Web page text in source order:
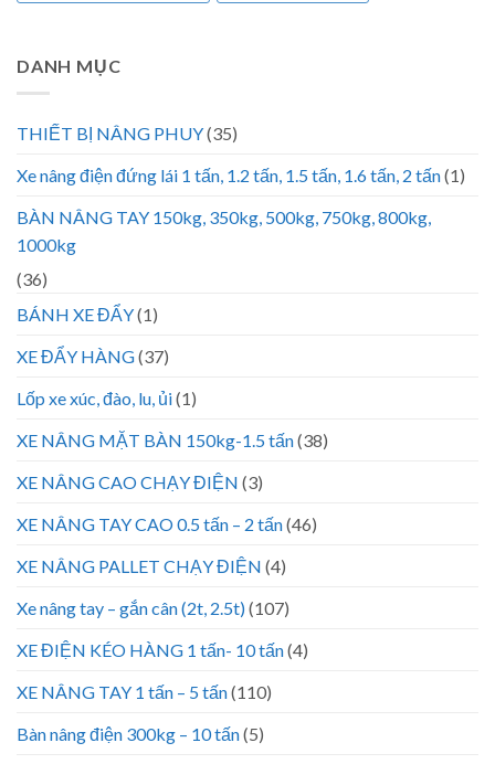
DANH MỤC
THIẾT BỊ NÂNG PHUY(35)
Xe nâng điện đứng lái 1 tấn, 1.2 tấn, 1.5 tấn, 1.6 tấn, 2 tấn(1)
BÀN NÂNG TAY 150kg, 350kg, 500kg, 750kg, 800kg,
1000kg
(36)
BÁNH XE ĐẨY(1)
XE ĐẨY HÀNG(37)
Lốp xe xúc, đào, lu, ủi(1)
XE NÂNG MẶT BÀN 150kg-1.5 tấn(38)
XE NÂNG CAO CHẠY ĐIỆN (3)
XE NÂNG TAY CAO 0.5 tấn – 2 tấn(46)
XE NÂNG PALLET CHẠY ĐIỆN (4)
Xe nâng tay – gắn cân (2t, 2.5t)(107)
XE ĐIỆN KÉO HÀNG 1 tấn- 10 tấn(4)
XE NÂNG TAY 1 tấn – 5 tấn(110)
Bàn nâng điện 300kg – 10 tấn(5)